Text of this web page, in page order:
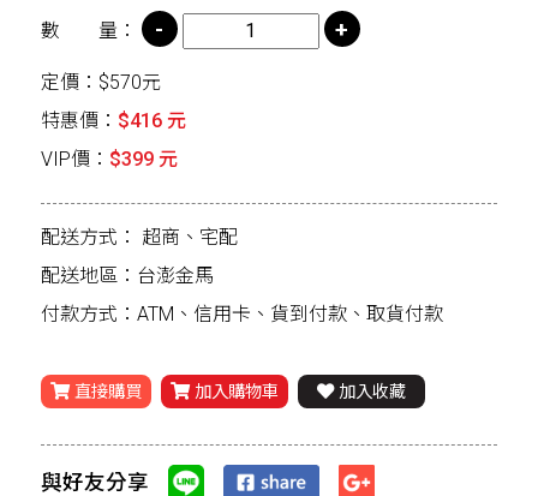
數 量：
定價：$570元
特惠價： $416 元
VIP價： $399 元
配送方式： 超商、宅配
配送地區：台澎金馬
付款方式：ATM、信用卡、貨到付款、取貨付款
直接購買 加入購物車 加入收藏
與好友分享